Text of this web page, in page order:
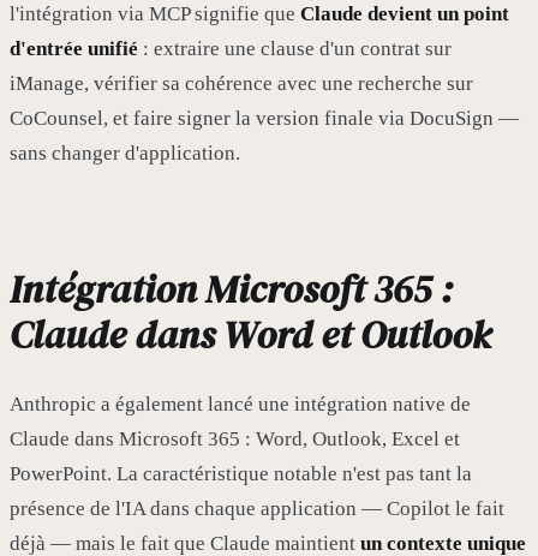
l'intégration via MCP signifie que Claude devient un point
d'entrée unifié : extraire une clause d'un contrat sur
iManage, vérifier sa cohérence avec une recherche sur
CoCounsel, et faire signer la version finale via DocuSign —
sans changer d'application.
Intégration Microsoft 365 :
Claude dans Word et Outlook
Anthropic a également lancé une intégration native de
Claude dans Microsoft 365 : Word, Outlook, Excel et
PowerPoint. La caractéristique notable n'est pas tant la
présence de l'IA dans chaque application — Copilot le fait
déjà — mais le fait que Claude maintient un contexte unique